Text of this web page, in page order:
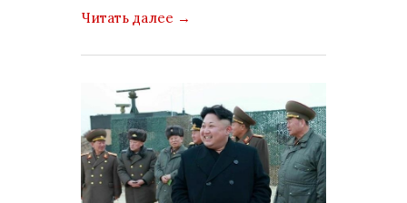
Читать далее →